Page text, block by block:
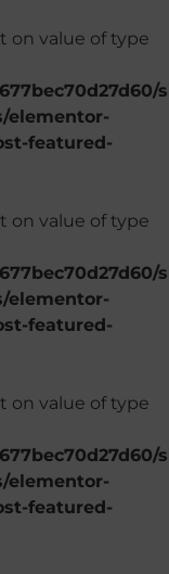
on value of type
elementor-
featured-
on value of type
elementor-
featured-
on value of type
elementor-
featured-